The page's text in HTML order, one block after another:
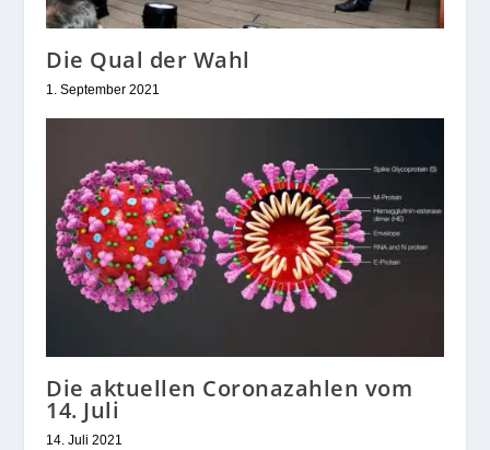
Die Qual der Wahl
1. September 2021
Die aktuellen Coronazahlen vom
14. Juli
14. Juli 2021